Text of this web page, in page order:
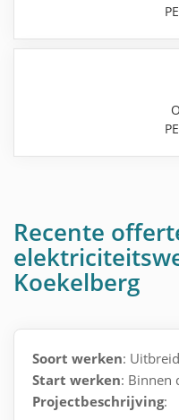
Recente
Koekelberg
Soort werken:
Start werken: Binnen
Projectbeschrijving: